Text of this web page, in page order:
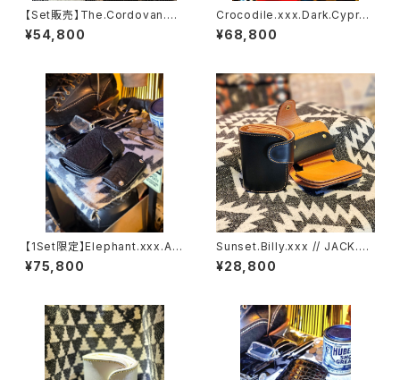
【Set販売】The.Cordovan.xx
x.Full-Black.Edition// JAC
K.RIDE.SSW
¥54,800
Crocodile.xxx.Dark.Cypru
s.Edition// JACK.RIDE.SSW
¥68,800
【1Set限定】Elephant.xxx.As
h'Gray-Black.Edition// JAC
K.RIDE.SSW
¥75,800
Sunset.Billy.xxx // JACK.RI
DE.SSW
¥28,800